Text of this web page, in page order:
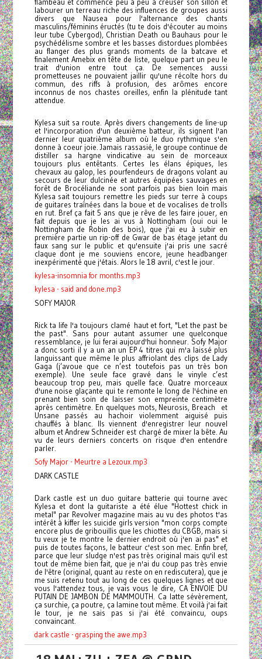
flambeau et commence peu à peu à creuser son sillon et
labourer un terreau riche des influences de groupes aussi
divers que Nausea pour l'alternance des chants
masculins/féminins éructés (tu te dois d'écouter au moins
leur tube Cybergod), Christian Death ou Bauhaus pour le
psychédélisme sombre et les basses distordues plombées
au flanger des plus grands moments de la batcave et
finalement Amebix en tête de liste, quelque part un peu le
trait d'union entre tout ça. De semences aussi
prometteuses ne pouvaient jaillir qu'une récolte hors du
commun, des riffs à profusion, des arômes encore
inconnus de nos chastes oreilles, enfin la plénitude tant
attendue.
Kylesa suit sa route. Après divers changements de line-up
et l'incorporation d'un deuxième batteur, ils signent l'an
dernier leur quatrième album où le duo rythmique s'en
donne à coeur joie. Jamais rassasié, le groupe continue de
distiller sa hargne vindicative au sein de morceaux
toujours plus entêtants. Certes les élans épiques, les
chevaux au galop, les pourfendeurs de dragons volant au
secours de leur dulcinée et autres équipées sauvages en
forêt de Brocéliande ne sont parfois pas bien loin mais
Kylesa sait toujours remettre les pieds sur terre à coups
de guitares traînées dans la boue et de vocalises de trolls
en rut. Bref ça fait 5 ans que je rêve de les faire jouer, en
fait depuis que je les ai vus à Nottingham (oui oui le
Nottingham de Robin des bois), que j'ai eu à subir en
première partie un rip-off de Gwar de bas étage jetant du
faux sang sur le public et qu'ensuite j'ai pris une sacré
claque dont je me souviens encore, jeune headbanger
inexpérimenté que j'étais. Alors le 18 avril, c'est le jour.
kylesa-insomnia for months.mp3
kylesa - said and done.mp3
SOFY MAJOR
Rick ta life l'a toujours clamé haut et fort, "Let the past be
the past". Sans pour autant assumer une quelconque
ressemblance, je lui ferai aujourd'hui honneur. Sofy Major
a donc sorti il y a un an un EP 4 titres qui m'a laissé plus
languissant que même le plus affriolant des clips de Lady
Gaga (j’avoue que ce n’est toutefois pas un très bon
exemple). Une seule face gravé dans le vinyle c’est
beaucoup trop peu, mais quelle face. Quatre morceaux
d'une noise glaçante qui te remonte le long de l'échine en
prenant bien soin de laisser son empreinte centimètre
après centimètre. En quelques mots, Neurosis, Breach et
Unsane passés au hachoir violemment aiguisé puis
chauffés à blanc. Ils viennent d'enregistrer leur nouvel
album et Andrew Schneider est chargé de mixer la bête. Au
vu de leurs derniers concerts on risque d'en entendre
parler.
Sofy Major - Meurtre a Lezoux.mp3
DARK CASTLE
Dark castle est un duo guitare batterie qui tourne avec
Kylesa et dont la guitariste a été élue "Hottest chick in
metal" par Revolver magazine mais au vu des photos t'as
intérêt à kiffer les suicide girls version "mon corps compte
encore plus de gribouillis que les chiottes du CBGB, mais si
tu veux je te montre le dernier endroit où j'en ai pas" et
puis de toutes façons, le batteur c'est son mec. Enfin bref,
parce que leur sludge n'est pas très original mais qu'il est
tout de même bien fait, que je n'ai du coup pas très envie
de l'être (original, quant au reste on en rediscutera), que je
me suis retenu tout au long de ces quelques lignes et que
vous l'attendez tous, je vais vous le dire, CA ENVOIE DU
PUTAIN DE JAMBON DE MAMMOUTH. Ca latte sévèrement,
ça surchie, ça poutre, ça lamine tout même. Et voilà j'ai fait
le tour, je ne sais pas si j'ai été convaincu, oups
convaincant.
dark castle - grasping the awe.mp3